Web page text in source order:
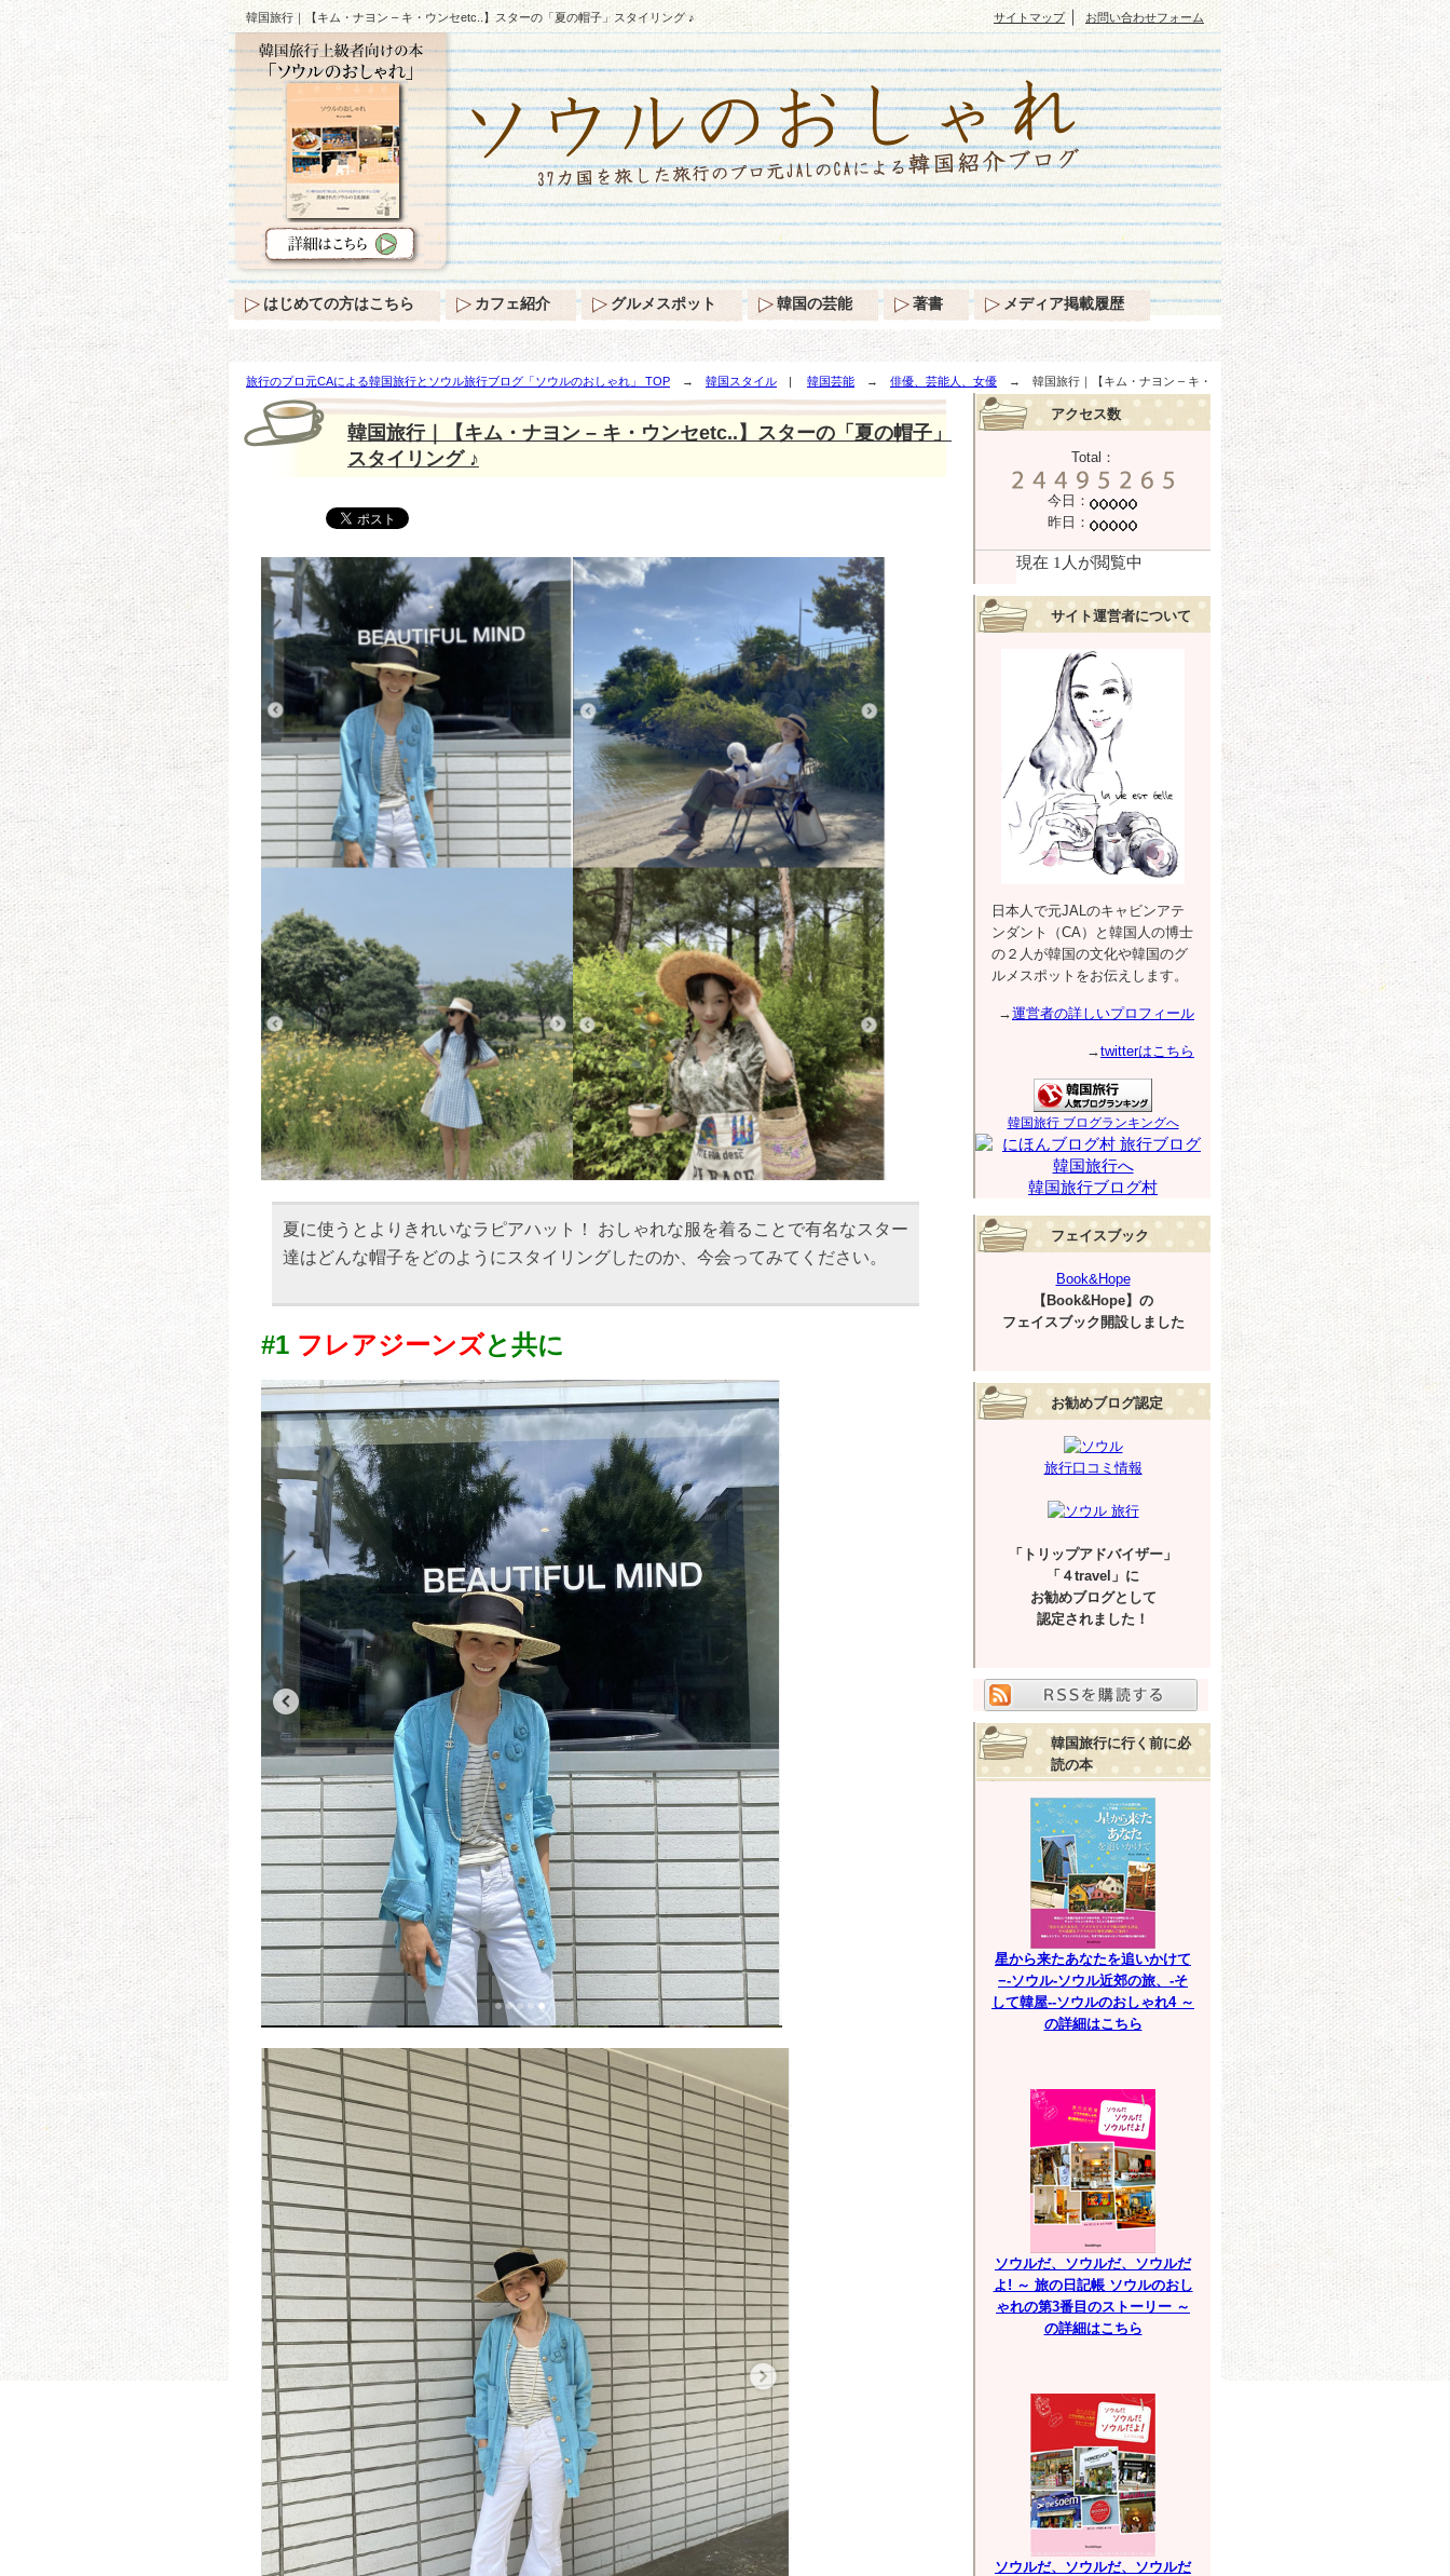
韓国旅行｜【キム・ナヨン – キ・ウンセetc..】スターの「夏の帽子」スタイリング ♪
旅行のプロ元CAによる韓国旅行とソウル旅行ブログ「ソウルのおしゃれ」 TOP → 韓国スタイル | 韓国芸能 → 俳優、芸能人、女優 → 韓国旅行｜【キム・ナヨン – キ・
ウンセetc..】スターの「夏の帽子」スタイリング ♪
韓国旅行｜【キム・ナヨン – キ・ウンセetc..】スターの「夏の帽子」
スタイリング ♪
夏に使うとよりきれいなラピアハット！ おしゃれな服を着ることで有名なスター
達はどんな帽子をどのようにスタイリングしたのか、今会ってみてください。
#1 フレアジーンズと共に
アクセス数
Total：
今日：
昨日：
サイト運営者について
日本人で元JALのキャビンアテ
ンダント（CA）と韓国人の博士
の２人が韓国の文化や韓国のグ
ルメスポットをお伝えします。
→運営者の詳しいプロフィール
→twitterはこちら
韓国旅行 ブログランキングへ
韓国旅行ブログ村
フェイスブック
Book&Hope
【Book&Hope】の
フェイスブック開設しました
お勧めブログ認定
旅行口コミ情報
「トリップアドバイザー」
「４travel」に
お勧めブログとして
認定されました！
韓国旅行に行く前に必
読の本
星から来たあなたを追いかけて
−-ソウル-ソウル近郊の旅、-そ
して韓屋--ソウルのおしゃれ4 ～
の詳細はこちら
ソウルだ、ソウルだ、ソウルだ
よ! ～ 旅の日記帳 ソウルのおし
ゃれの第3番目のストーリー ～
の詳細はこちら
ソウルだ、ソウルだ、ソウルだ
サイトマップ｜ お問い合わせフォーム
はじめての方はこちら カフェ紹介 グルメスポット 韓国の芸能 著書 メディア掲載履歴